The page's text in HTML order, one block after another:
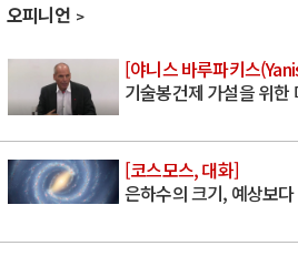
오피니언
[야니스 바루파키스
기술봉건제 가설을 위한
[코스모스, 대화]
은하수의 크기, 예상보